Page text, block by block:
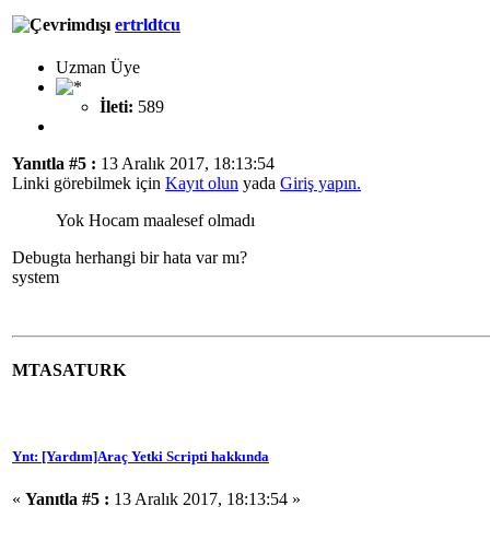
ertrldtcu
Uzman Üye
İleti: 589
Yanıtla #5 : 13 Aralık 2017, 18:13:54
Linki görebilmek için Kayıt olun yada Giriş yapın.
Yok Hocam maalesef olmadı
Debugta herhangi bir hata var mı?
system
MTASATURK
Ynt: [Yardım]Araç Yetki Scripti hakkında
« Yanıtla #5 : 13 Aralık 2017, 18:13:54 »